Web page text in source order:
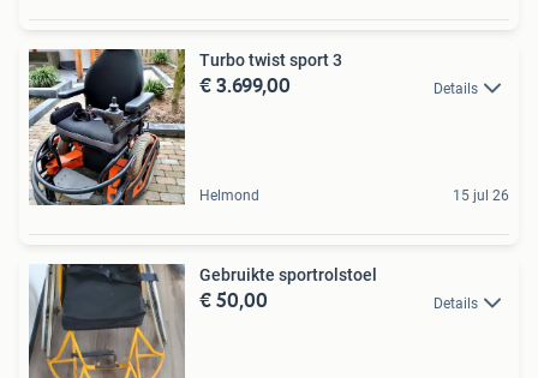
Turbo twist sport 3
€ 3.699,00 Details
Helmond 15 jul 26
Gebruikte sportrolstoel
€ 50,00 Details